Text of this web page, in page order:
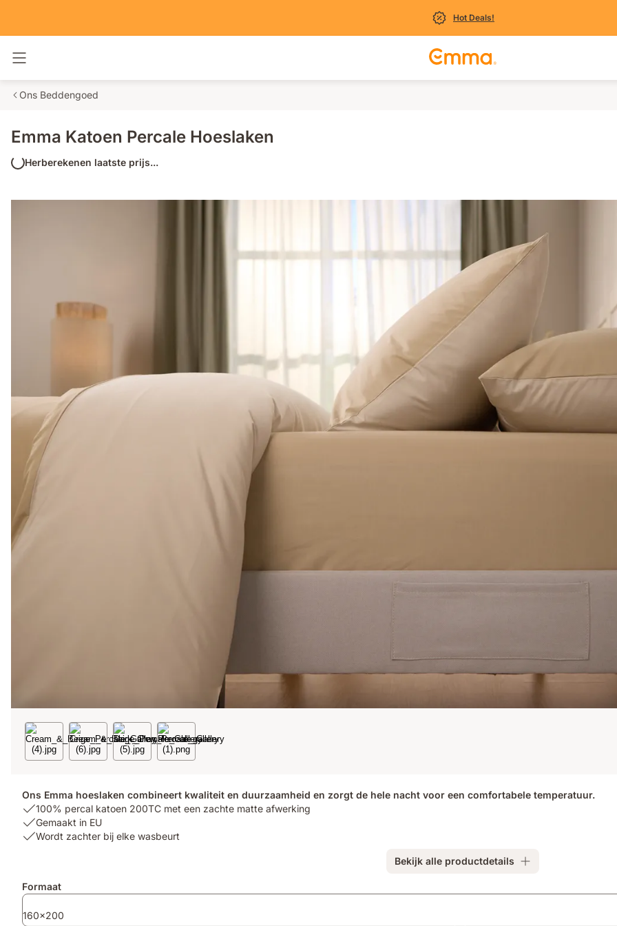
Hot Deals!
Ons Beddengoed
Emma Katoen Percale Hoeslaken
Herberekenen laatste prijs...
Ons Emma hoeslaken combineert kwaliteit en duurzaamheid en zorgt de hele nacht voor een comfortabele temperatuur.
USP
1:
100%
met
zachte
100% percal katoen 200TC met een zachte matte afwerking
USP
2:
Gemaakt in EU
USP
bij
wasbeurt
Wordt zachter bij elke wasbeurt
Bekijk alle productdetails
Extra
producten
Formaat
160x200